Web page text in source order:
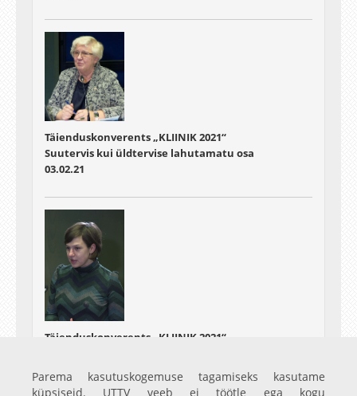
Täienduskonverents „KLIINIK 2021“
Suutervis kui üldtervise lahutamatu osa
03.02.21
Täienduskonverents „KLIINIK 2021“
multidistsiplinaarne probleem ja lähenemine
03.02.21
Parema kasutuskogemuse tagamiseks kasutame
küpsiseid. UTTV veeb ei töötle ega kogu